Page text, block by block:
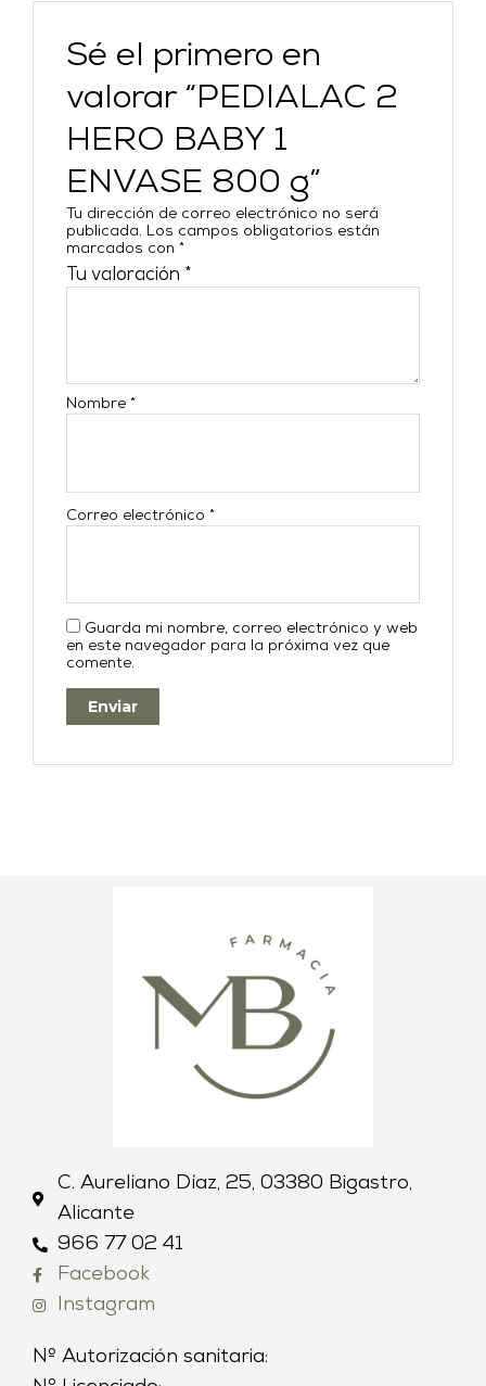
Sé el primero en
valorar “PEDIALAC 2
HERO BABY 1
ENVASE 800 g”
Tu dirección de correo electrónico no será
publicada. Los campos obligatorios están
marcados con*
Tu valoración *
Nombre*
Correo electrónico*
Guarda mi nombre, correo electrónico y web
en este navegador para la próxima vez que
comente.
C. Aureliano Díaz, 25, 03380 Bigastro,
Alicante
966 77 02 41
Facebook
Instagram
Nº Autorización sanitaria: